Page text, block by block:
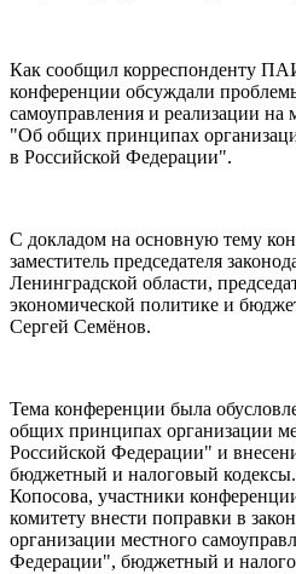
Как сообщил корреспонденту
конференции обсуждали
самоуправления и реализации на
"Об общих принципах
в Российской Федерации".
С докладом на основную тему
заместитель председателя
Ленинградской области,
экономической политике и
Сергей Семёнов.
Тема конференции была
общих принципах организации
Российской Федерации" и
бюджетный и налоговый
Копосова, участники
комитету внести поправки в
организации местного
Федерации", бюджетный и